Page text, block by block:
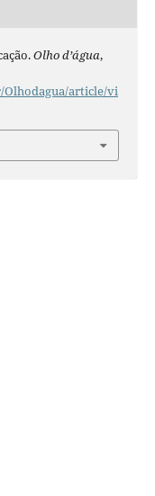
Olho d’água,
Olhodagua/article/vi